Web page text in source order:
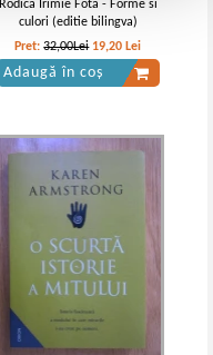
Rodica Irimie Fota - Forme si
culori (editie bilingva)
Pret:32,00Lei 19,20 Lei
Adaugă în coș